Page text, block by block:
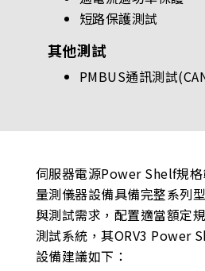
短路保護測試
其他測試
PMBUS通訊測試
伺服器電源Power Shelf規
量測儀器設備具備完整系列
與測試需求，配置適當額定
測試系統，其ORV3 Power
設備建議如下：